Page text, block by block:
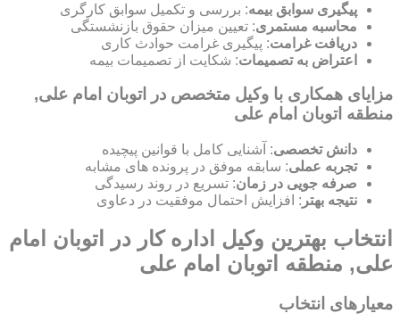
پیگیری سوابق بیمه: بررسی و تکمیل سوابق کارگری
محاسبه مستمری: تعیین میزان حقوق بازنشستگی
دریافت غرامت: پیگیری غرامت حوادث کاری
اعتراض به تصمیمات: شکایت از تصمیمات بیمه
مزایای همکاری با وکیل متخصص در اتوبان امام علی,
منطقه اتوبان امام علی
دانش تخصصی: آشنایی کامل با قوانین پیچیده
تجربه عملی: سابقه موفق در پرونده های مشابه
صرفه جویی در زمان: تسریع در روند رسیدگی
نتیجه بهتر : افزایش احتمال موفقیت در دعاوی
انتخاب بهترین وکیل اداره کار در اتوبان امام
علی, منطقه اتوبان امام علی
معیارهای انتخاب